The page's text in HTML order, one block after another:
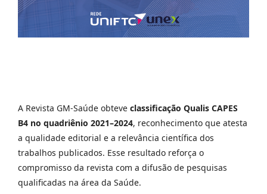
A Revista GM-Saúde obteve classificação Qualis CAPES
B4 no quadriênio 2021–2024, reconhecimento que atesta
a qualidade editorial e a relevância científica dos
trabalhos publicados. Esse resultado reforça o
compromisso da revista com a difusão de pesquisas
qualificadas na área da Saúde.